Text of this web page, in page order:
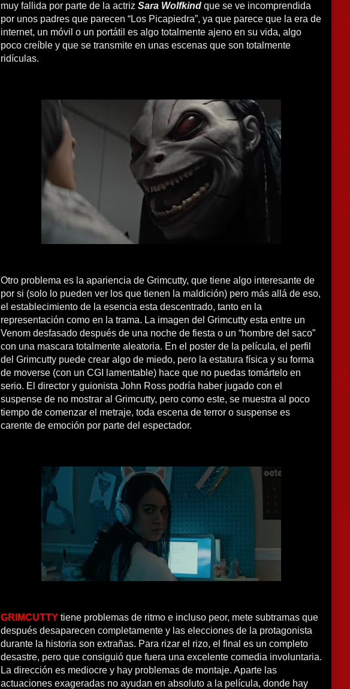
muy fallida por parte de la actriz Sara Wolfkind que se ve incomprendida
por unos padres que parecen “Los Picapiedra”, ya que parece que la era de
internet, un móvil o un portátil es algo totalmente ajeno en su vida, algo
poco creíble y que se transmite en unas escenas que son totalmente
ridículas.
Otro problema es la apariencia de Grimcutty, que tiene algo interesante de
por si (solo lo pueden ver los que tienen la maldición) pero más allá de eso,
el establecimiento de la esencia esta descentrado, tanto en la
representación como en la trama. La imagen del Grimcutty esta entre un
Venom desfasado después de una noche de fiesta o un “hombre del saco”
con una mascara totalmente aleatoria. En el poster de la película, el perfil
del Grimcutty puede crear algo de miedo, pero la estatura física y su forma
de moverse (con un CGI lamentable) hace que no puedas tomártelo en
serio. El director y guionista John Ross podría haber jugado con el
suspense de no mostrar al Grimcutty, pero como este, se muestra al poco
tiempo de comenzar el metraje, toda escena de terror o suspense es
carente de emoción por parte del espectador.
GRIMCUTTY tiene problemas de ritmo e incluso peor, mete subtramas que
después desaparecen completamente y las elecciones de la protagonista
durante la historia son extrañas. Para rizar el rizo, el final es un completo
desastre, pero que consiguió que fuera una excelente comedia involuntaria.
La dirección es mediocre y hay problemas de montaje. Aparte las
actuaciones exageradas no ayudan en absoluto a la película, donde hay